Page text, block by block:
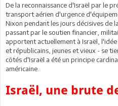
De la reconnaissance d'Israël par le
transport aérien d'urgence
Nixon pendant les jours décisives de
passant par le soutien financier,
apportent actuellement à Israël,
et républicains, jeunes et vieux - se
côtés d'Israël a été un principe
américaine.
Israël, une brute